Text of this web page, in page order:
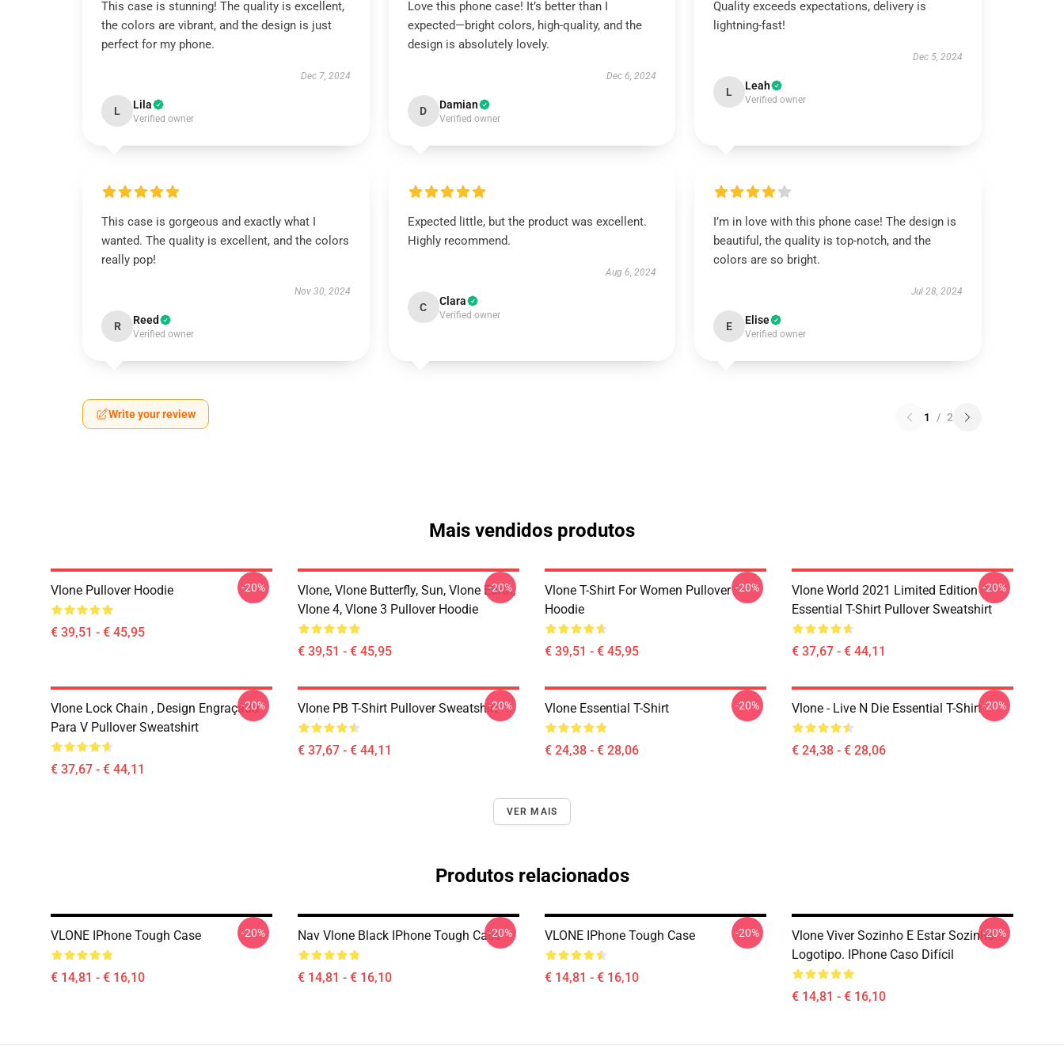
This case is stunning! The quality is excellent,
the colors are vibrant, and the design is just
perfect for my phone.
Dec 7, 2024
L Lila
Verified owner
Love this phone case! It’s better than I
expected—bright colors, high-quality, and the
design is absolutely lovely.
Dec 6, 2024
D Damian
Verified owner
Quality exceeds expectations, delivery is
lightning-fast!
Dec 5, 2024
L Leah
Verified owner
This case is gorgeous and exactly what I
wanted. The quality is excellent, and the colors
really pop!
Nov 30, 2024
R Reed
Verified owner
Expected little, but the product was excellent.
Highly recommend.
Aug 6, 2024
C Clara
Verified owner
I’m in love with this phone case! The design is
beautiful, the quality is top-notch, and the
colors are so bright.
Jul 28, 2024
E Elise
Verified owner
Write your review 1 / 2
Mais vendidos produtos
Vlone Pullover Hoodie
€ 39,51 - € 45,95
-20%
Vlone, Vlone Butterfly, Sun, Vlone Earth,
Vlone 4, Vlone 3 Pullover Hoodie
€ 39,51 - € 45,95
-20%
Vlone T-Shirt For Women Pullover
Hoodie
€ 39,51 - € 45,95
-20%
Vlone World 2021 Limited Edition
Essential T-Shirt Pullover Sweatshirt
€ 37,67 - € 44,11
-20%
Vlone Lock Chain , Design Engraçado
Para V Pullover Sweatshirt
€ 37,67 - € 44,11
-20% Vlone PB T-Shirt Pullover Sweatshirt
€ 37,67 - € 44,11
-20% Vlone Essential T-Shirt
€ 24,38 - € 28,06
-20% Vlone - Live N Die Essential T-Shirt
€ 24,38 - € 28,06
-20%
VER MAIS
Produtos relacionados
VLONE IPhone Tough Case
€ 14,81 - € 16,10
-20% Nav Vlone Black IPhone Tough Case
€ 14,81 - € 16,10
-20% VLONE IPhone Tough Case
€ 14,81 - € 16,10
-20%
Vlone Viver Sozinho E Estar Sozinho.
Logotipo. IPhone Caso Difícil
€ 14,81 - € 16,10
-20%